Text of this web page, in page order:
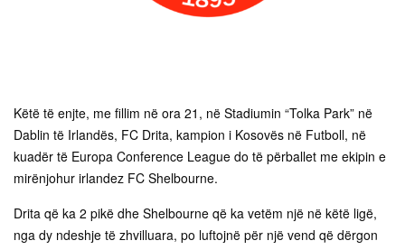
Këtë të enjte, me fillim në ora 21, në Stadiumin “Tolka Park” në
Dablin të Irlandës, FC Drita, kampion i Kosovës në Futboll, në
kuadër të Europa Conference League do të përballet me ekipin e
mirënjohur irlandez FC Shelbourne.
Drita që ka 2 pikë dhe Shelbourne që ka vetëm një në këtë ligë,
nga dy ndeshje të zhvilluara, po luftojnë për një vend që dërgon